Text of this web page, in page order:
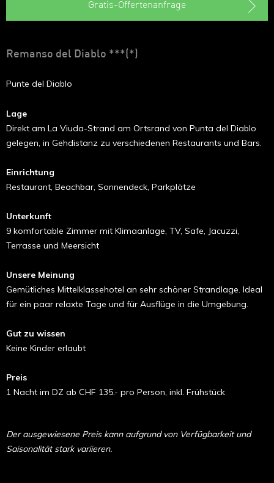
Gratis-Offertenanfrage
Remanso del Diablo ***(*)
Punte del Diablo
Lage
Direkt am La Viuda-Strand am Ortsrand von Punta del Diablo
gelegen, in Gehdistanz zu verschiedenen Restaurants und Bars.
Einrichtung
Restaurant, Beachbar, Sonnendeck, Parkplätze
Unterkunft
9 komfortable Zimmer mit Klimaanlage, TV, Safe, Jacuzzi,
Terrasse und Meersicht
Unsere Meinung
Gemütliches Mittelklassehotel an sehr schöner Strandlage. Ideal
für ein paar relaxte Tage und für Ausflüge in die Umgebung.
Gut zu wissen
Keine Kinder erlaubt
Preis
1 Nacht im DZ ab CHF 135.- pro Person, inkl. Frühstück
Der ausgewiesene Preis kann aufgrund von Verfügbarkeit und
Saisonalität stark variieren.